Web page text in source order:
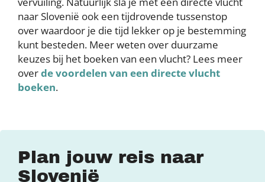
naar Slovenië ook een tijdrovende tussenstop
over waardoor je die tijd lekker op je bestemming
kunt besteden. Meer weten over duurzame
keuzes bij het boeken van een vlucht? Lees meer
overde voordelen van een directe vlucht
boeken.
Plan jouw reis naar
Slovenië